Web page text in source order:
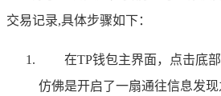
交易记录,具体步骤如下：
在TP钱包主界面，点击底
仿佛是开启了一扇通往信息发现